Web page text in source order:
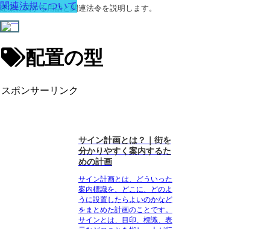
建築に関する用語と関連法令を説明します。
配置の型
スポンサーリンク
関連法規について
サイン計画とは？｜街を
分かりやすく案内するた
めの計画
サイン計画とは、どういった
案内標識を、どこに、どのよ
うに設置したらよいのかなど
をまとめた計画のことです。
サインとは、目印、標識、表